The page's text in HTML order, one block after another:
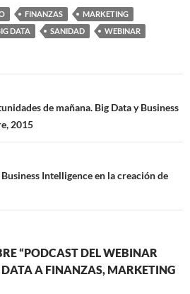
FINANZAS
MARKETING
DATA SANIDAD WEBINAR
de mañana. Big Data y Business
2015
Intelligence en la creación de
“PODCAST DEL WEBINAR
A FINANZAS, MARKETING